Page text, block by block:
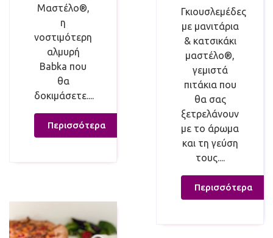
Μαστέλο®,
η
νοστιμότερη
αλμυρή
Babka που
θα
δοκιμάσετε....
Περισσότερα
Γκιουσλεμέδες
με μανιτάρια
& κατσικάκι
μαστέλο®,
γεμιστά
πιτάκια που
θα σας
ξετρελάνουν
με το άρωμα
και τη γεύση
τους....
Περισσότερα